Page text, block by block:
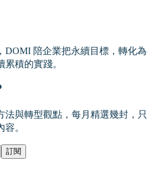
DOMI 陪企業把永續目標，轉化為
積的實踐。
法與轉型觀點，每月精選幾封，只
。
訂閱